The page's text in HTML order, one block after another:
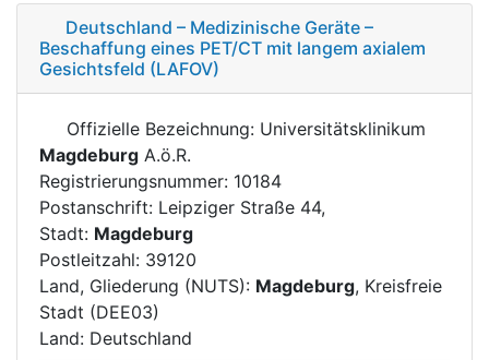
Deutschland – Medizinische Geräte –
Beschaffung eines PET/CT mit langem axialem
Gesichtsfeld (LAFOV)
Offizielle Bezeichnung: Universitätsklinikum
Magdeburg A.ö.R.
Registrierungsnummer: 10184
Postanschrift: Leipziger Straße 44,
Stadt: Magdeburg
Postleitzahl: 39120
Land, Gliederung (NUTS): Magdeburg, Kreisfreie
Stadt (DEE03)
Land: Deutschland